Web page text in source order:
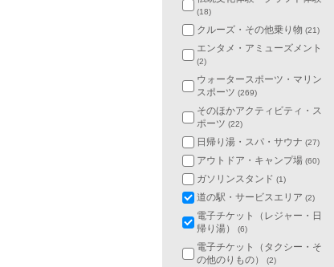
(18)
クルーズ・その他乗り物 (21)
エンタメ・アミューズメント
(2)
ウォータースポーツ・マリン
スポーツ (269)
そのほかアクティビティ・ス
ポーツ (22)
日帰り湯・スパ・サウナ (27)
アウトドア・キャンプ場 (60)
ガソリンスタンド (1)
道の駅・サービスエリア (2)
電子チケット（レジャー・日
帰り湯）
(6)
電子チケット（タクシー・そ
の他のりもの）
(2)